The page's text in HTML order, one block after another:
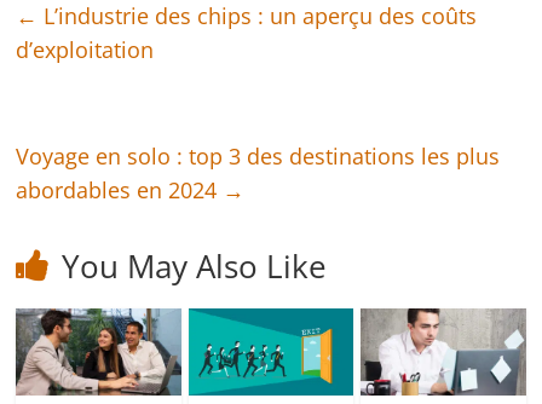
← L’industrie des chips : un aperçu des coûts
d’exploitation
Voyage en solo : top 3 des destinations les plus
abordables en 2024 →
You May Also Like